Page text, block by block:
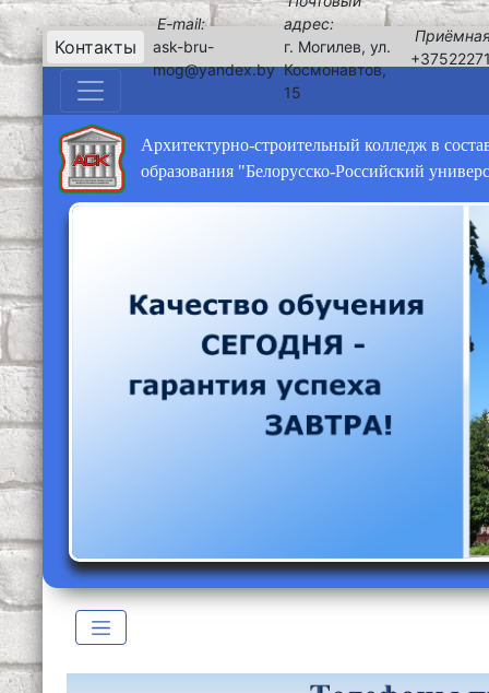
Контакты
E-mail:
ask-bru-
mog@yandex.by
адрес:
г. Могилев, ул.
Космонавтов,
15
Архитектурно-строительный колледж в
образования "Белорусско-Российский